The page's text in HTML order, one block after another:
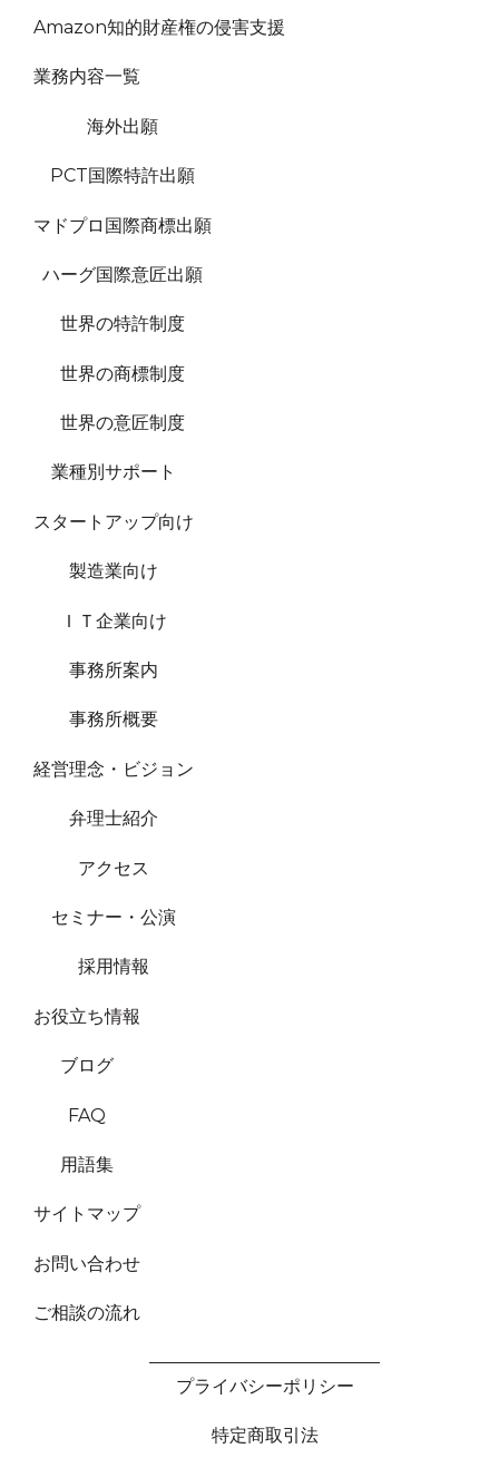
Amazon知的財産権の侵害支援
業務内容一覧
海外出願
PCT国際特許出願
マドプロ国際商標出願
ハーグ国際意匠出願
世界の特許制度
世界の商標制度
世界の意匠制度
業種別サポート
スタートアップ向け
製造業向け
ＩＴ企業向け
事務所案内
事務所概要
経営理念・ビジョン
弁理士紹介
アクセス
セミナー・公演
採用情報
お役立ち情報
ブログ
FAQ
用語集
サイトマップ
お問い合わせ
ご相談の流れ
プライバシーポリシー
特定商取引法